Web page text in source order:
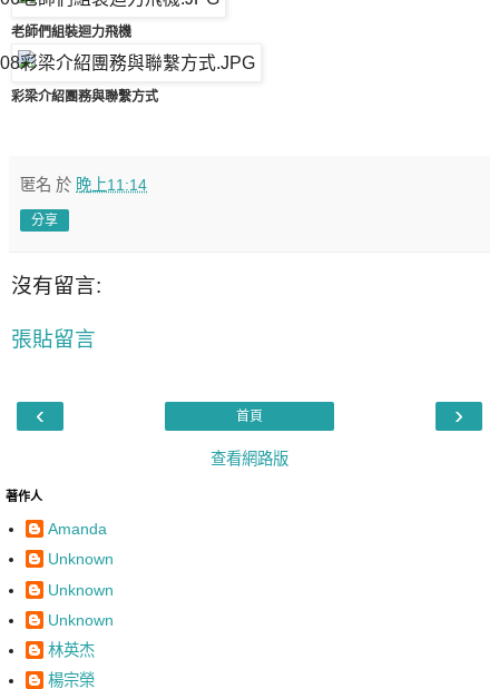
老師們組裝迴力飛機
彩梁介紹團務與聯繫方式
匿名 於 晚上11:14
分享
沒有留言:
張貼留言
‹ ›
首頁
查看網路版
著作人
Amanda
Unknown
Unknown
Unknown
林英杰
楊宗榮